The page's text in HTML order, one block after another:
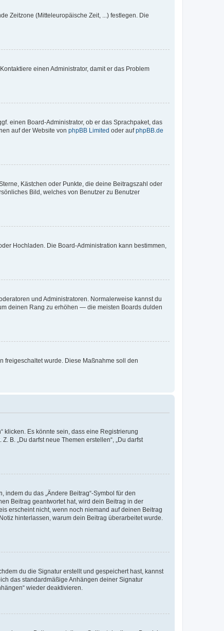
Zeitzone (Mitteleuropäische Zeit, ...) festlegen. Die
einen Administrator, damit er das Problem
einen Board-Administrator, ob er das Sprachpaket, das
auf der Website von phpBB Limited oder aufphpBB.de
Kästchen oder Punkte, die deine Beitragszahl oder
Bild, welches von Benutzer zu Benutzer
Hochladen. Die Board-Administration kann bestimmen,
und Administratoren. Normalerweise kannst du
deinen Rang zu erhöhen — die meisten Boards dulden
freigeschaltet wurde. Diese Maßnahme soll den
klicken. Es könnte sein, dass eine Registrierung
B. „Du darfst neue Themen erstellen“, „Du darfst
du das „Ändere Beitrag“-Symbol für den
Beitrag geantwortet hat, wird dein Beitrag in der
erscheint nicht, wenn noch niemand auf deinen Beitrag
hinterlassen, warum dein Beitrag überarbeitet wurde.
du die Signatur erstellt und gespeichert hast, kannst
das standardmäßige Anhängen deiner Signatur
wieder deaktivieren.